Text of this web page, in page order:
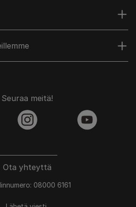
Ota yhteyttä
08000 6161
Seuraa meitä!
instagram youtube